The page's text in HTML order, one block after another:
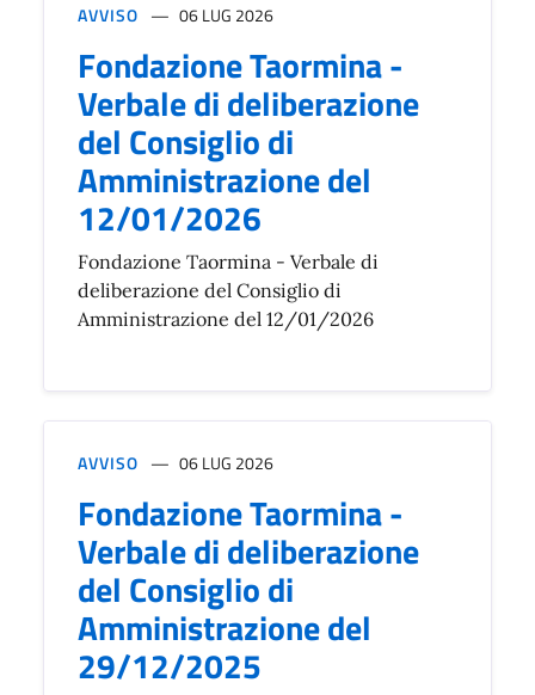
AVVISO 06 LUG 2026
Fondazione Taormina -
Verbale di deliberazione
del Consiglio di
Amministrazione del
12/01/2026
Fondazione Taormina - Verbale di
deliberazione del Consiglio di
Amministrazione del 12/01/2026
AVVISO 06 LUG 2026
Fondazione Taormina -
Verbale di deliberazione
del Consiglio di
Amministrazione del
29/12/2025